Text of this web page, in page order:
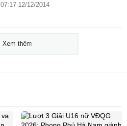
07:17 12/12/2014
Xem thêm